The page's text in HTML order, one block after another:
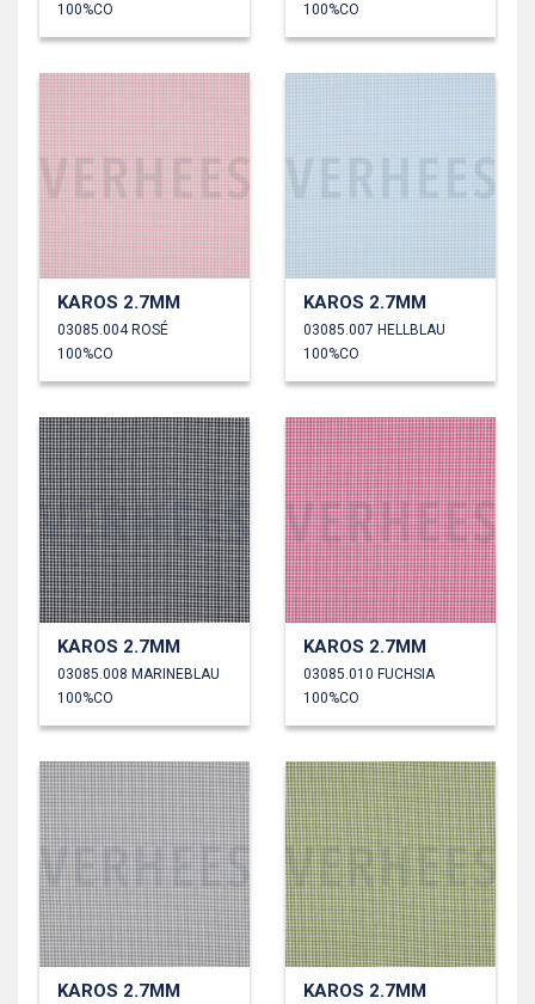
100%CO 100%CO
KAROS 2.7MM
03085.004 ROSÉ
100%CO
KAROS 2.7MM
03085.007 HELLBLAU
100%CO
KAROS 2.7MM
03085.008 MARINEBLAU
100%CO
KAROS 2.7MM
03085.010 FUCHSIA
100%CO
KAROS 2.7MM KAROS 2.7MM